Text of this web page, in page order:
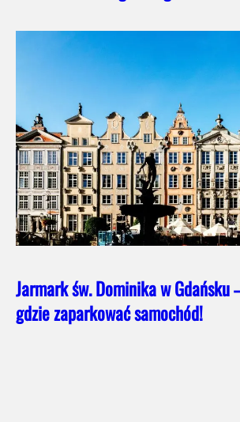
Jarmark św. Dominika w Gdańsku
gdzie zaparkować samochód!